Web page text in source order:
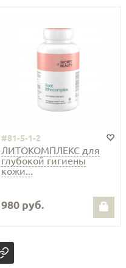
#81-5-1-2
ЛИТОКОМПЛЕКС для
глубокой гигиены
кожи...
980 руб.